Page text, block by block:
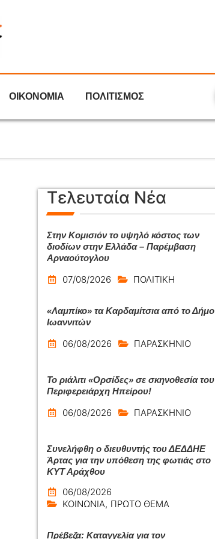
ΟΙΚΟΝΟΜΙΑ ΠΟΛΙΤΙΣΜΟΣ
Τελευταία Νέα
Στην Κομισιόν το υψηλό κόστος των
διοδίων στην Ελλάδα – Παρέμβαση
Αρναούτογλου
07/08/2026 ΠΟΛΙΤΙΚΗ
«Λαμπίκο» τα Καρδαμίτσια από το Δήμο
Ιωαννιτών
06/08/2026 ΠΑΡΑΣΚΗΝΙΟ
Το ριάλιτι «Ορσίδες» σε σκηνοθεσία του
Περιφερειάρχη Ηπείρου!
06/08/2026 ΠΑΡΑΣΚΗΝΙΟ
Συνελήφθη ο διευθυντής του ΔΕΔΔΗΕ
Άρτας για την υπόθεση της φωτιάς στο
ΚΥΤ Αράχθου
06/08/2026
ΚΟΙΝΩΝΙΑ, ΠΡΩΤΟ ΘΕΜΑ
Πρέβεζα: Καταγγελία για τον